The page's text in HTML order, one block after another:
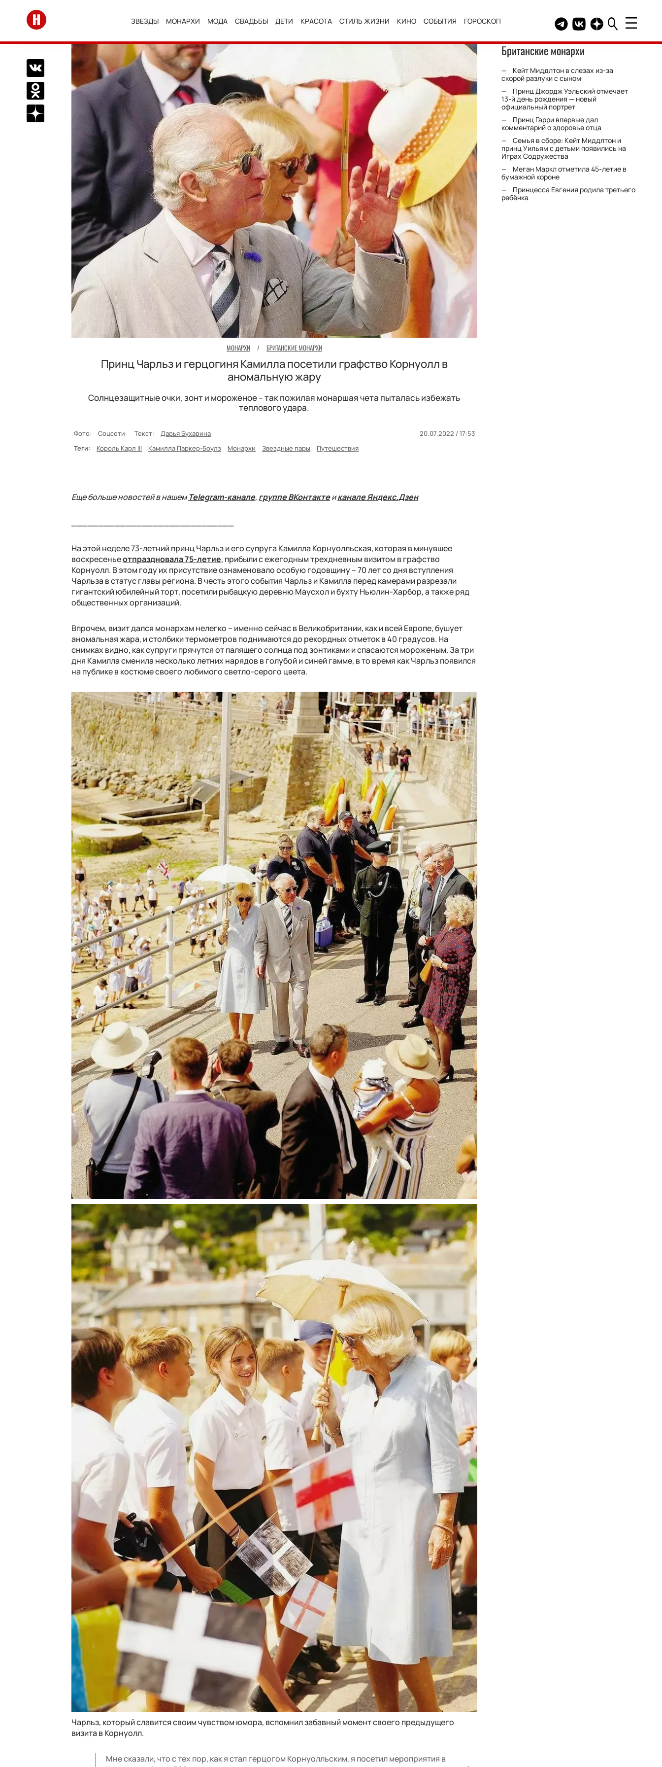
Перейти на главную
ЗВЕЗДЫ МОНАРХИ МОДА СВАДЬБЫ ДЕТИ КРАСОТА СТИЛЬ ЖИЗНИ КИНО СОБЫТИЯ ГОРОСКОП Telegram канал HELLO
Группа HELLO
Канал HELLO в
Поделиться Вконтакте
Поделиться в Одноклассниках
Подписаться на нас в Дзен
МОНАРХИ / БРИТАНСКИЕ МОНАРХИ
Принц Чарльз и герцогиня Камилла посетили графство Корнуолл в
аномальную жару
Солнцезащитные очки, зонт и мороженое – так пожилая монаршая чета пыталась избежать
теплового удара.
Фото: Соцсети Текст: Дарья Бухарина
20.07.2022 / 17:53
Теги:
Король Карл III Камилла Паркер-Боулз Монархи Звездные пары Путешествия
Еще больше новостей в нашемTelegram-канале, группе ВКонтактеиканале Яндекс.Дзен
На этой неделе 73-летний принц Чарльз и его супруга Камилла Корнуолльская, которая в минувшее
воскресеньеотпраздновала 75-летие, прибыли с ежегодным трехдневным визитом в графство
Корнуолл. В этом году их присутствие ознаменовало особую годовщину – 70 лет со дня вступления
Чарльза в статус главы региона. В честь этого события Чарльз и Камилла перед камерами разрезали
гигантский юбилейный торт, посетили рыбацкую деревню Маусхол и бухту Ньюлин-Харбор, а также ряд
общественных организаций.
Впрочем, визит дался монархам нелегко – именно сейчас в Великобритании, как и всей Европе, бушует
аномальная жара, и столбики термометров поднимаются до рекордных отметок в 40 градусов. На
снимках видно, как супруги прячутся от палящего солнца под зонтиками и спасаются мороженым. За три
дня Камилла сменила несколько летних нарядов в голубой и синей гамме, в то время как Чарльз появился
на публике в костюме своего любимого светло-серого цвета.
Чарльз, который славится своим чувством юмора, вспомнил забавный момент своего предыдущего
визита в Корнуолл.
Мне сказали, что с тех пор, как я стал герцогом Корнуолльским, я посетил мероприятия в
Британские монархи
Кейт Миддлтон в слезах из-за
скорой разлуки с сыном
Принц Джордж Уэльский отмечает
13-й день рождения — новый
официальный портрет
Принц Гарри впервые дал
комментарий о здоровье отца
Семья в сборе: Кейт Миддлтон и
принц Уильям с детьми появились на
Играх Содружества
Меган Маркл отметила 45-летие в
бумажной короне
Принцесса Евгения родила третьего
ребёнка